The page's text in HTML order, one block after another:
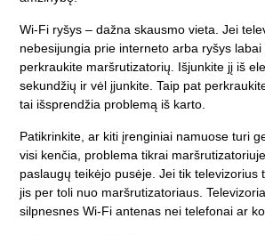
Wi-Fi ryšys – dažna skausmo vieta. Jei
nebesijungia prie interneto arba ryšys
perkraukite maršrutizatorių. Išjunkite jį iš
sekundžių ir vėl įjunkite. Taip pat
tai išsprendžia problemą iš karto.
Patikrinkite, ar kiti įrenginiai namuose turi
visi kenčia, problema tikrai
paslaugų teikėjo pusėje. Jei tik televizorius
jis per toli nuo maršrutizatoriaus.
silpnesnes Wi-Fi antenas nei telefonai ar